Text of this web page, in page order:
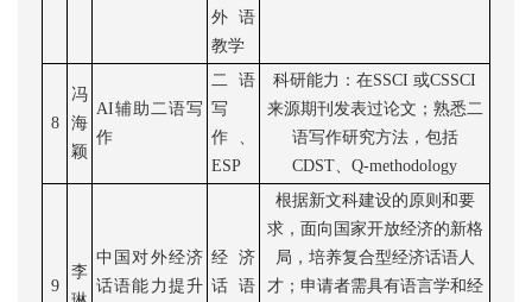
外语
教学
8
冯
海
颖
AI辅助二语写
作
二语
写
作、
ESP
科研能力：在SSCI 或CSSCI
来源期刊发表过论文；熟悉二
语写作研究方法，包括
CDST、 Q-methodology
9
李
中国对外经济
话语能力提升
经济
话语
根据新文科建设的原则和要
求，面向国家开放经济的新格
局，培养复合型经济话语人
才； 申请者需具有语言学和经